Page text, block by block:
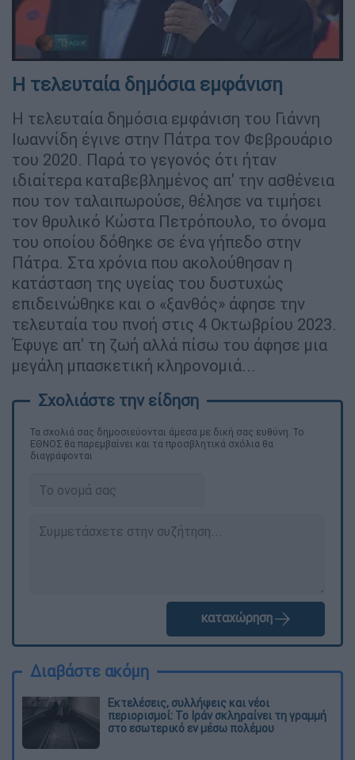
Η τελευταία δημόσια εμφάνιση
Η τελευταία δημόσια εμφάνιση του Γιάννη
Ιωαννίδη έγινε στην Πάτρα τον Φεβρουάριο
του 2020. Παρά το γεγονός ότι ήταν
ιδιαίτερα καταβεβλημένος απ' την ασθένεια
που τον ταλαιπωρούσε, θέλησε να τιμήσει
τον θρυλικό Κώστα Πετρόπουλο, το όνομα
του οποίου δόθηκε σε ένα γήπεδο στην
Πάτρα. Στα χρόνια που ακολούθησαν η
κατάσταση της υγείας του δυστυχώς
επιδεινώθηκε και ο «ξανθός» άφησε την
τελευταία του πνοή στις 4 Οκτωβρίου 2023.
Έφυγε απ' τη ζωή αλλά πίσω του άφησε μια
μεγάλη μπασκετική κληρονομιά...
Τα σχολιά σας δημοσιεύονται άμεσα με δική σας ευθύνη. Το
ΕΘΝΟΣ θα παρεμβαίνει και τα προσβλητικά σχόλια θα
διαγράφονται
καταχώρηση
Διαβάστε ακόμη
Εκτελέσεις, συλλήψεις και νέοι
περιορισμοί: Το Ιράν σκληραίνει τη γραμμή
στο εσωτερικό εν μέσω πολέμου